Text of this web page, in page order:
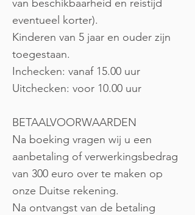
van beschikbaarheid en reistijd
eventueel korter).
Kinderen van 5 jaar en ouder zijn
toegestaan.
Inchecken: vanaf 15.00 uur
Uitchecken: voor 10.00 uur
BETAALVOORWAARDEN
Na boeking vragen wij u een
aanbetaling of verwerkingsbedrag
van 300 euro over te maken op
onze Duitse rekening.
Na ontvangst van de betaling